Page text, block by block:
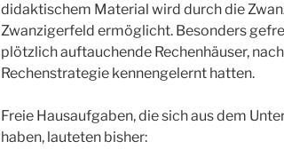
didaktischem Material wird durch die
Zwanzigerfeld ermöglicht. Besonders
plötzlich auftauchende Rechenhäuser,
Rechenstrategie kennengelernt hatten.
Freie Hausaufgaben, die sich aus dem
haben, lauteten bisher: